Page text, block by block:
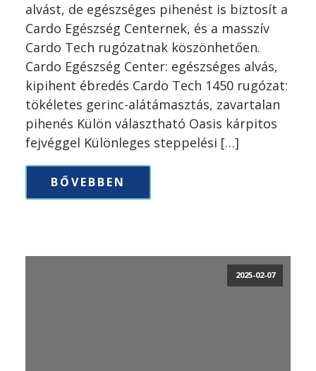
alvást, de egészséges pihenést is biztosít a
Cardo Egészség Centernek, és a masszív
Cardo Tech rugózatnak köszönhetően.
Cardo Egészség Center: egészséges alvás,
kipihent ébredés Cardo Tech 1450 rugózat:
tökéletes gerinc-alátámasztás, zavartalan
pihenés Külön választható Oasis kárpitos
fejvéggel Különleges steppelési […]
BŐVEBBEN
2025-02-07